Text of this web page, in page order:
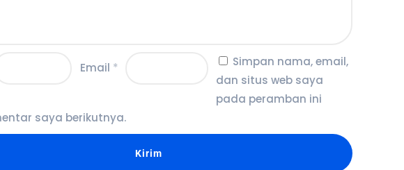
Email *
Simpan nama, email,
dan situs web saya
pada peramban ini
saya berikutnya.